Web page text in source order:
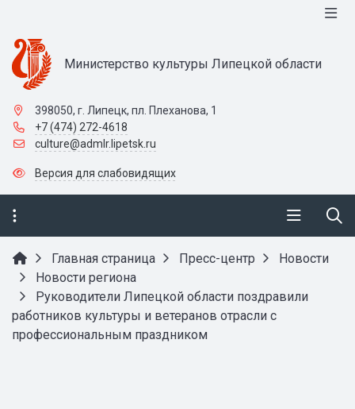
Министерство культуры Липецкой области
398050, г. Липецк, пл. Плеханова, 1
+7 (474) 272-4618
culture@admlr.lipetsk.ru
Версия для слабовидящих
Главная страница Пресс-центр
Новости
Новости региона
Руководители Липецкой области поздравили
работников культуры и ветеранов отрасли с
профессиональным праздником